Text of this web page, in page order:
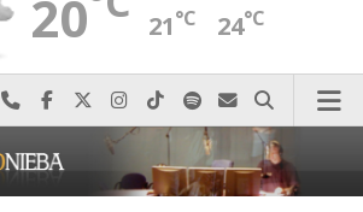
20 21°C 24°C
Najlepiej po prostu do nas zadzwoń
Odwiedź nas na Facebook-u
Odwiedź nas na X
Odwiedź nas na Instagram-ie
Odwiedź nas na TikTok-u
Szukaj nas na Spotify
Wyślij do nas
Szukaj